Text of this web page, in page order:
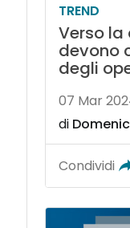
TREND
Verso
devono
degli
07 Mar
di
Condividi